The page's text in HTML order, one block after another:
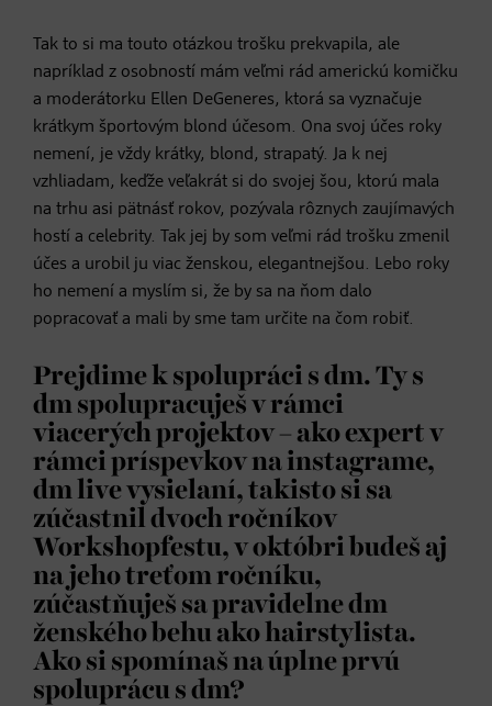
Tak to si ma touto otázkou trošku prekvapila, ale
napríklad z osobností mám veľmi rád americkú komičku
a moderátorku Ellen DeGeneres, ktorá sa vyznačuje
krátkym športovým blond účesom. Ona svoj účes roky
nemení, je vždy krátky, blond, strapatý. Ja k nej
vzhliadam, keďže veľakrát si do svojej šou, ktorú mala
na trhu asi pätnásť rokov, pozývala rôznych zaujímavých
hostí a celebrity. Tak jej by som veľmi rád trošku zmenil
účes a urobil ju viac ženskou, elegantnejšou. Lebo roky
ho nemení a myslím si, že by sa na ňom dalo
popracovať a mali by sme tam určite na čom robiť.
Prejdime k spolupráci s dm. Ty s
dm spolupracuješ v rámci
viacerých projektov – ako expert v
rámci príspevkov na instagrame,
dm live vysielaní, takisto si sa
zúčastnil dvoch ročníkov
Workshopfestu, v októbri budeš aj
na jeho treťom ročníku,
zúčastňuješ sa pravidelne dm
ženského behu ako hairstylista.
Ako si spomínaš na úplne prvú
spoluprácu s dm?